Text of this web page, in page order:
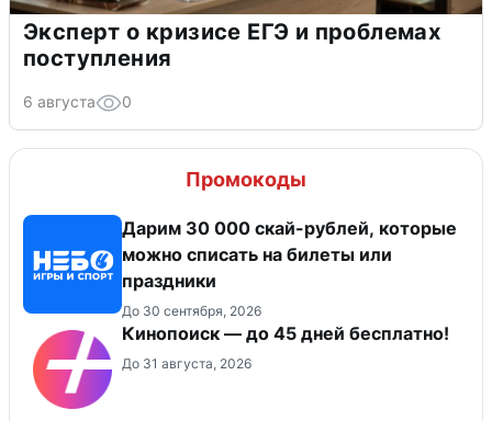
Эксперт о кризисе ЕГЭ и проблемах
поступления
6 августа 0
Промокоды
Дарим 30 000 скай-рублей, которые
можно списать на билеты или
праздники
До 30 сентября, 2026
Кинопоиск — до 45 дней бесплатно!
До 31 августа, 2026